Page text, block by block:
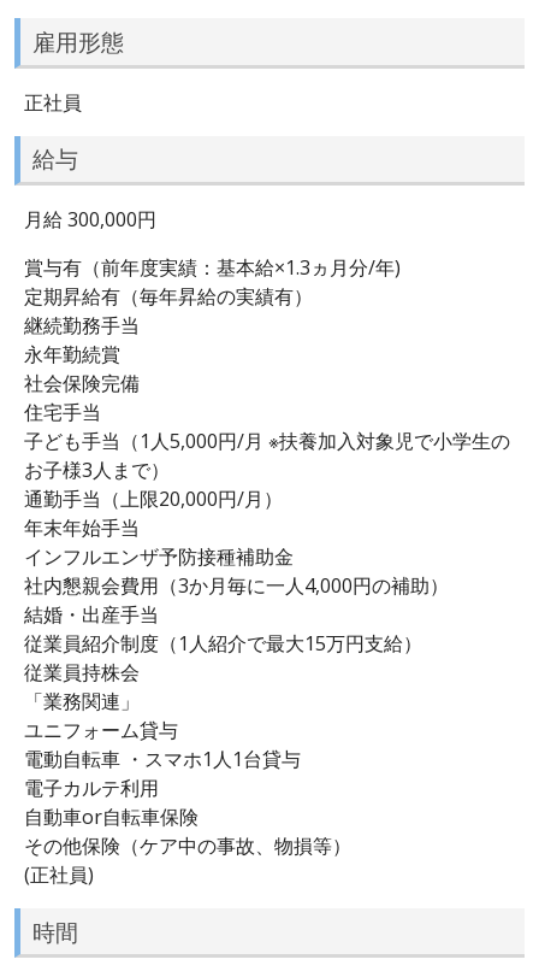
雇用形態
正社員
給与
月給 300,000円
賞与有（前年度実績：基本給×1.3ヵ月分/年)
定期昇給有（毎年昇給の実績有）
継続勤務手当
永年勤続賞
社会保険完備
住宅手当
子ども手当（1人5,000円/月 ※扶養加入対象児で小学生の
お子様3人まで）
通勤手当（上限20,000円/月）
年末年始手当
インフルエンザ予防接種補助金
社内懇親会費用（3か月毎に一人4,000円の補助）
結婚・出産手当
従業員紹介制度（1人紹介で最大15万円支給）
従業員持株会
「業務関連」
ユニフォーム貸与
電動自転車 ・スマホ1人1台貸与
電子カルテ利用
自動車or自転車保険
その他保険（ケア中の事故、物損等）
(正社員)
時間